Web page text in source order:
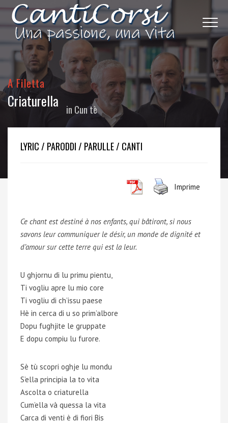
A Filetta
Criaturella in Cun tè
LYRIC / PARODDI / PARULLE / CANTI
Imprime
Ce chant est destiné à nos enfants, qui bâtiront, si nous
savons leur communiquer le désir, un monde de dignité et
d’amour sur cette terre qui est la leur.
U ghjornu di lu primu pientu,
Ti vogliu apre lu mio core
Ti vogliu di ch’issu paese
Hè in cerca di u so prim’albore
Dopu fughjite le gruppate
E dopu compiu lu furore.
Sè tù scopri oghje lu mondu
S’ella principia la to vita
Ascolta o criaturella
Cum’ella và quessa la vita
Carca di venti è di fiori Bis